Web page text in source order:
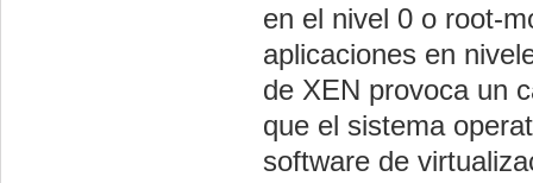
en el nivel 0 o root-
aplicaciones en
de XEN provoca un
que el sistema
software de